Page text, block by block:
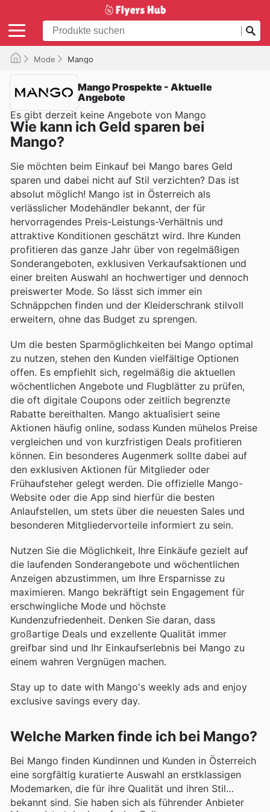
Mode Mango
Mango Prospekte - Aktuelle
Angebote
Es gibt derzeit keine Angebote von Mango
Wie kann ich Geld sparen bei
Mango?
Sie möchten beim Einkauf bei Mango bares Geld
sparen und dabei nicht auf Stil verzichten? Das ist
absolut möglich! Mango ist in Österreich als
verlässlicher Modehändler bekannt, der für
hervorragendes Preis-Leistungs-Verhältnis und
attraktive Konditionen geschätzt wird. Ihre Kunden
profitieren das ganze Jahr über von regelmäßigen
Sonderangeboten, exklusiven Verkaufsaktionen und
einer breiten Auswahl an hochwertiger und dennoch
preiswerter Mode. So lässt sich immer ein
Schnäppchen finden und der Kleiderschrank stilvoll
erweitern, ohne das Budget zu sprengen.
Um die besten Sparmöglichkeiten bei Mango optimal
zu nutzen, stehen den Kunden vielfältige Optionen
offen. Es empfiehlt sich, regelmäßig die aktuellen
wöchentlichen Angebote und Flugblätter zu prüfen,
die oft digitale Coupons oder zeitlich begrenzte
Rabatte bereithalten. Mango aktualisiert seine
Aktionen häufig online, sodass Kunden mühelos Preise
vergleichen und von kurzfristigen Deals profitieren
können. Ein besonderes Augenmerk sollte dabei auf
den exklusiven Aktionen für Mitglieder oder
Frühaufsteher gelegt werden. Die offizielle Mango-
Website oder die App sind hierfür die besten
Anlaufstellen, um stets über die neuesten Sales und
besonderen Mitgliedervorteile informiert zu sein.
Nutzen Sie die Möglichkeit, Ihre Einkäufe gezielt auf
die laufenden Sonderangebote und wöchentlichen
Anzeigen abzustimmen, um Ihre Ersparnisse zu
maximieren. Mango bekräftigt sein Engagement für
erschwingliche Mode und höchste
Kundenzufriedenheit. Denken Sie daran, dass
großartige Deals und exzellente Qualität immer
greifbar sind und Ihr Einkaufserlebnis bei Mango zu
einem wahren Vergnügen machen.
Stay up to date with Mango's weekly ads and enjoy
exclusive savings every day.
Welche Marken finde ich bei Mango?
Bei Mango finden Kundinnen und Kunden in Österreich
eine sorgfältig kuratierte Auswahl an erstklassigen
Modemarken, die für ihre Qualität und ihren Stil
bekannt sind. Sie haben sich als führender Anbieter